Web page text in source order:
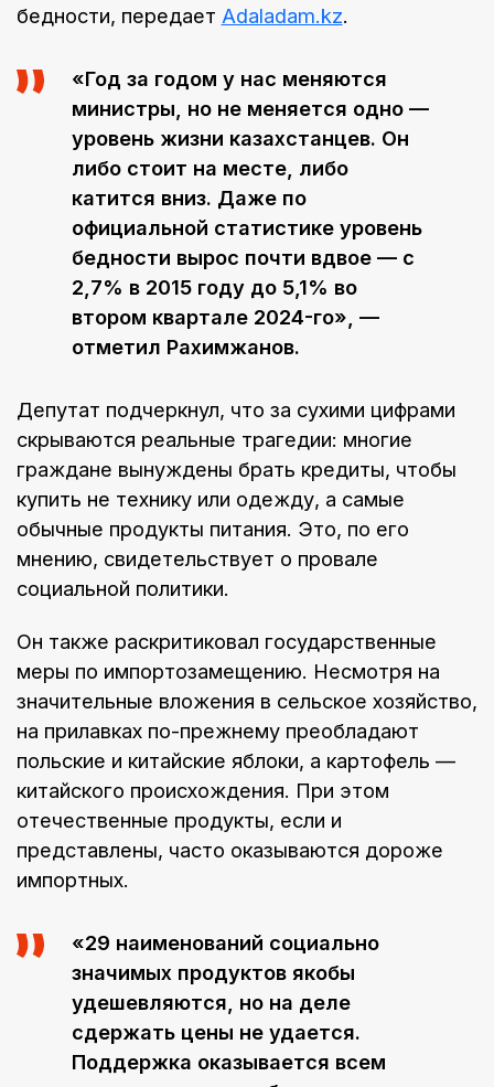
бедности, передает Аdaladam.kz.
«Год за годом у нас меняются
министры, но не меняется одно —
уровень жизни казахстанцев. Он
либо стоит на месте, либо
катится вниз. Даже по
официальной статистике уровень
бедности вырос почти вдвое — с
2,7% в 2015 году до 5,1% во
втором квартале 2024-го», —
отметил Рахимжанов.
Депутат подчеркнул, что за сухими цифрами
скрываются реальные трагедии: многие
граждане вынуждены брать кредиты, чтобы
купить не технику или одежду, а самые
обычные продукты питания. Это, по его
мнению, свидетельствует о провале
социальной политики.
Он также раскритиковал государственные
меры по импортозамещению. Несмотря на
значительные вложения в сельское хозяйство,
на прилавках по-прежнему преобладают
польские и китайские яблоки, а картофель —
китайского происхождения. При этом
отечественные продукты, если и
представлены, часто оказываются дороже
импортных.
«29 наименований социально
значимых продуктов якобы
удешевляются, но на деле
сдержать цены не удается.
Поддержка оказывается всем